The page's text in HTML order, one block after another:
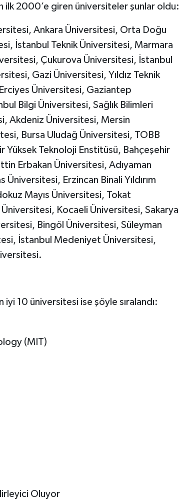
ilk 2000’e giren üniversiteler şunlar oldu:
Ankara Üniversitesi, Orta Doğu
İstanbul Teknik Üniversitesi, Marmara
Çukurova Üniversitesi, İstanbul
Gazi Üniversitesi, Yıldız Teknik
Üniversitesi, Gaziantep
Bilgi Üniversitesi, Sağlık Bilimleri
Akdeniz Üniversitesi, Mersin
Bursa Uludağ Üniversitesi, TOBB
Yüksek Teknoloji Enstitüsü, Bahçeşehir
Erbakan Üniversitesi, Adıyaman
Erzincan Binali Yıldırım
Mayıs Üniversitesi, Tokat
Kocaeli Üniversitesi, Sakarya
Bingöl Üniversitesi, Süleyman
İstanbul Medeniyet Üniversitesi,
iyi 10 üniversitesi ise şöyle sıralandı:
(MIT)
Oluyor